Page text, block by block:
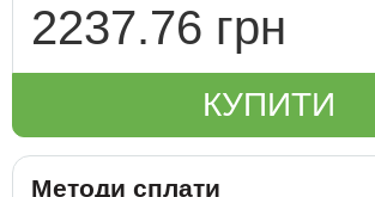
2237.76 грн
КУПИТИ
Методи сплати